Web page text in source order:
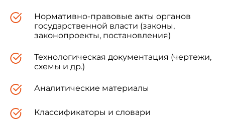
Нормативно-правовые акты органов
государственной власти (законы,
законопроекты, постановления)
Технологическая документация (чертежи,
схемы и др.)
Аналитические материалы
Классификаторы и словари